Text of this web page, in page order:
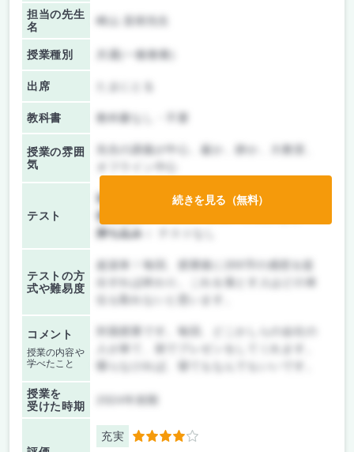
担当の先生
名
崎山 直樹先生
授業種別 共通(一般教養)
出席
教科書 教科書なし・不要
授業の雰囲
気
先生の講義が中心、厳か、静か、大教室、
テスト
前期/中間：
テスト・レポート両方なし
後期/期末：
持ち込み：
テストの方
式や難易度
超楽単！毎回、授業後に200字の感想を提
コメント
授業の内容や
学べたこと
対面授業です。毎回、どこかしらの会社の
授業を
受けた時期
充実 4
続きを見る（無料）